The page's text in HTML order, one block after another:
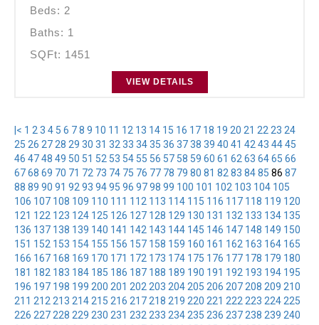
Beds: 2
Baths: 1
SQFt: 1451
VIEW DETAILS
|< 1 2 3 4 5 6 78 9 10 11 12 13 14 15 16 17 18 19 20 21 22 23 24
25 26 27 28 29 30 31 32 33 3435 36 3738 39 40 41 42 43 4445
46 4748 49 50 51 52 53 54 55 56 57 58 59 60 61 62 63 6465 66
6768 69 70 71 72 73 74 75 76 77 78 79 80 81 82 83 8485 86 87
88 89 90 91 92 93 9495 96 9798 99 100 101 102 103 104 105
106 107 108 109 110 111 112 113 114 115 116 117 118 119 120
121 122 123 124 125 126 127 128 129 130 131 132 133 134 135
136 137 138 139 140 141 142 143 144 145 146 147 148 149 150
151 152 153 154 155 156 157 158 159 160 161 162 163 164 165
166 167 168 169 170 171 172 173 174 175 176 177 178 179 180
181 182 183 184 185 186 187 188 189 190 191 192 193 194 195
196 197 198 199 200 201 202 203 204 205 206 207 208 209 210
211 212 213 214 215 216 217 218 219 220 221 222 223 224 225
226 227 228 229 230 231 232 233 234 235 236 237 238 239 240